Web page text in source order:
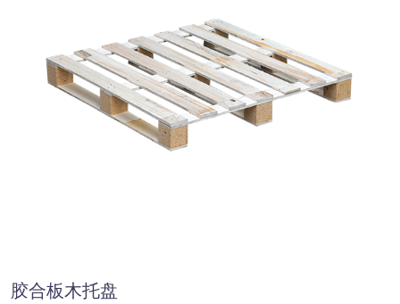
胶合板木托盘